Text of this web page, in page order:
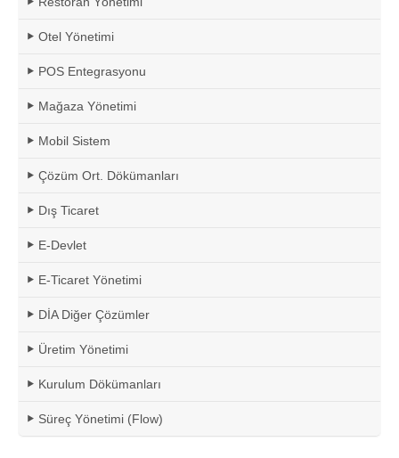
Otel Yönetimi
POS Entegrasyonu
Mağaza Yönetimi
Mobil Sistem
Çözüm Ort. Dökümanları
Dış Ticaret
E-Devlet
E-Ticaret Yönetimi
DİA Diğer Çözümler
Üretim Yönetimi
Kurulum Dökümanları
Süreç Yönetimi (Flow)